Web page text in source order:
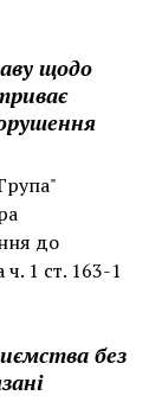
щодо
до
ч. 1 ст. 163-1
без